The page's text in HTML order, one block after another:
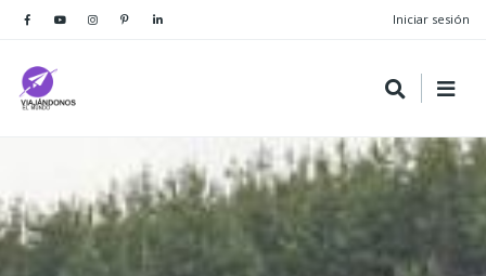
Iniciar sesión